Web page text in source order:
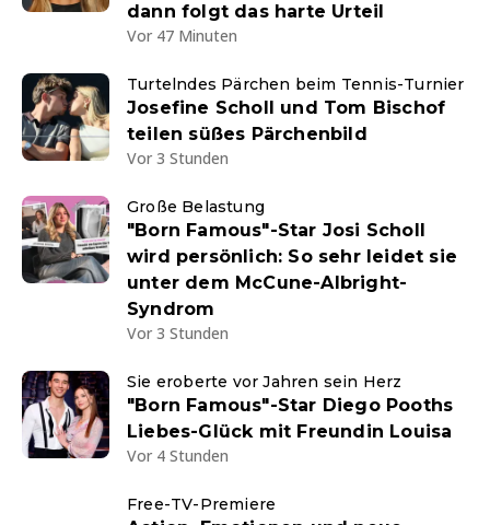
dann folgt das harte Urteil
Vor 47 Minuten
Turtelndes Pärchen beim Tennis-Turnier
Josefine Scholl und Tom Bischof
teilen süßes Pärchenbild
Vor 3 Stunden
Große Belastung
"Born Famous"-Star Josi Scholl
wird persönlich: So sehr leidet sie
unter dem McCune-Albright-
Syndrom
Vor 3 Stunden
Sie eroberte vor Jahren sein Herz
"Born Famous"-Star Diego Pooths
Liebes-Glück mit Freundin Louisa
Vor 4 Stunden
Free-TV-Premiere